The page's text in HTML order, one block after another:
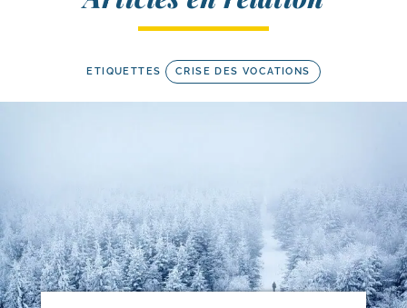
ETIQUETTES CRISE DES VOCATIONS